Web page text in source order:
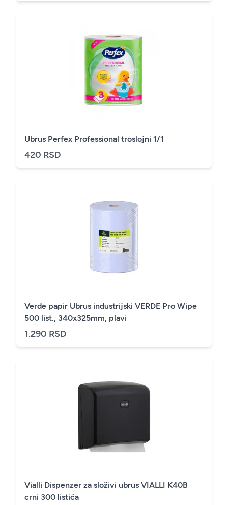
Ubrus Perfex Professional troslojni 1/1
420 RSD
Verde papir Ubrus industrijski VERDE Pro Wipe
500 list., 340x325mm, plavi
1.290 RSD
Vialli Dispenzer za složivi ubrus VIALLI K40B
crni 300 listića